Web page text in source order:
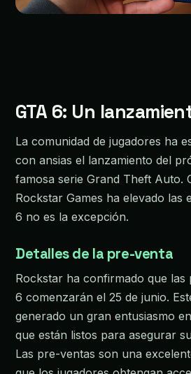
GTA 6: Un
La comunidad de jugadores ha
con ansias el lanzamiento del
famosa serie Grand Theft Auto.
Rockstar Games ha elevado las
6 no es la excepción.
Detalles de la pre-venta
Rockstar ha confirmado que las
6 comenzarán el 25 de junio.
generado un gran entusiasmo
que están listos para asegurar
Las pre-ventas son una